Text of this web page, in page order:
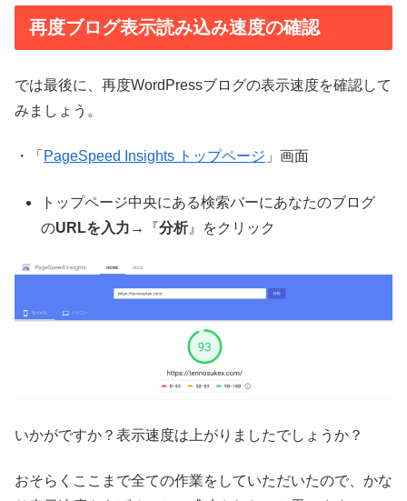
再度ブログ表示読み込み速度の確認
では最後に、再度WordPressブログの表示速度を確認して
みましょう。
・「 PageSpeed Insights トップページ 」画面
トップページ中央にある検索バーにあなたのブログ
のURLを入力 →『分析』をクリック
いかがですか？表示速度は上がりましたでしょうか？
おそらくここまで全ての作業をしていただいたので、かな